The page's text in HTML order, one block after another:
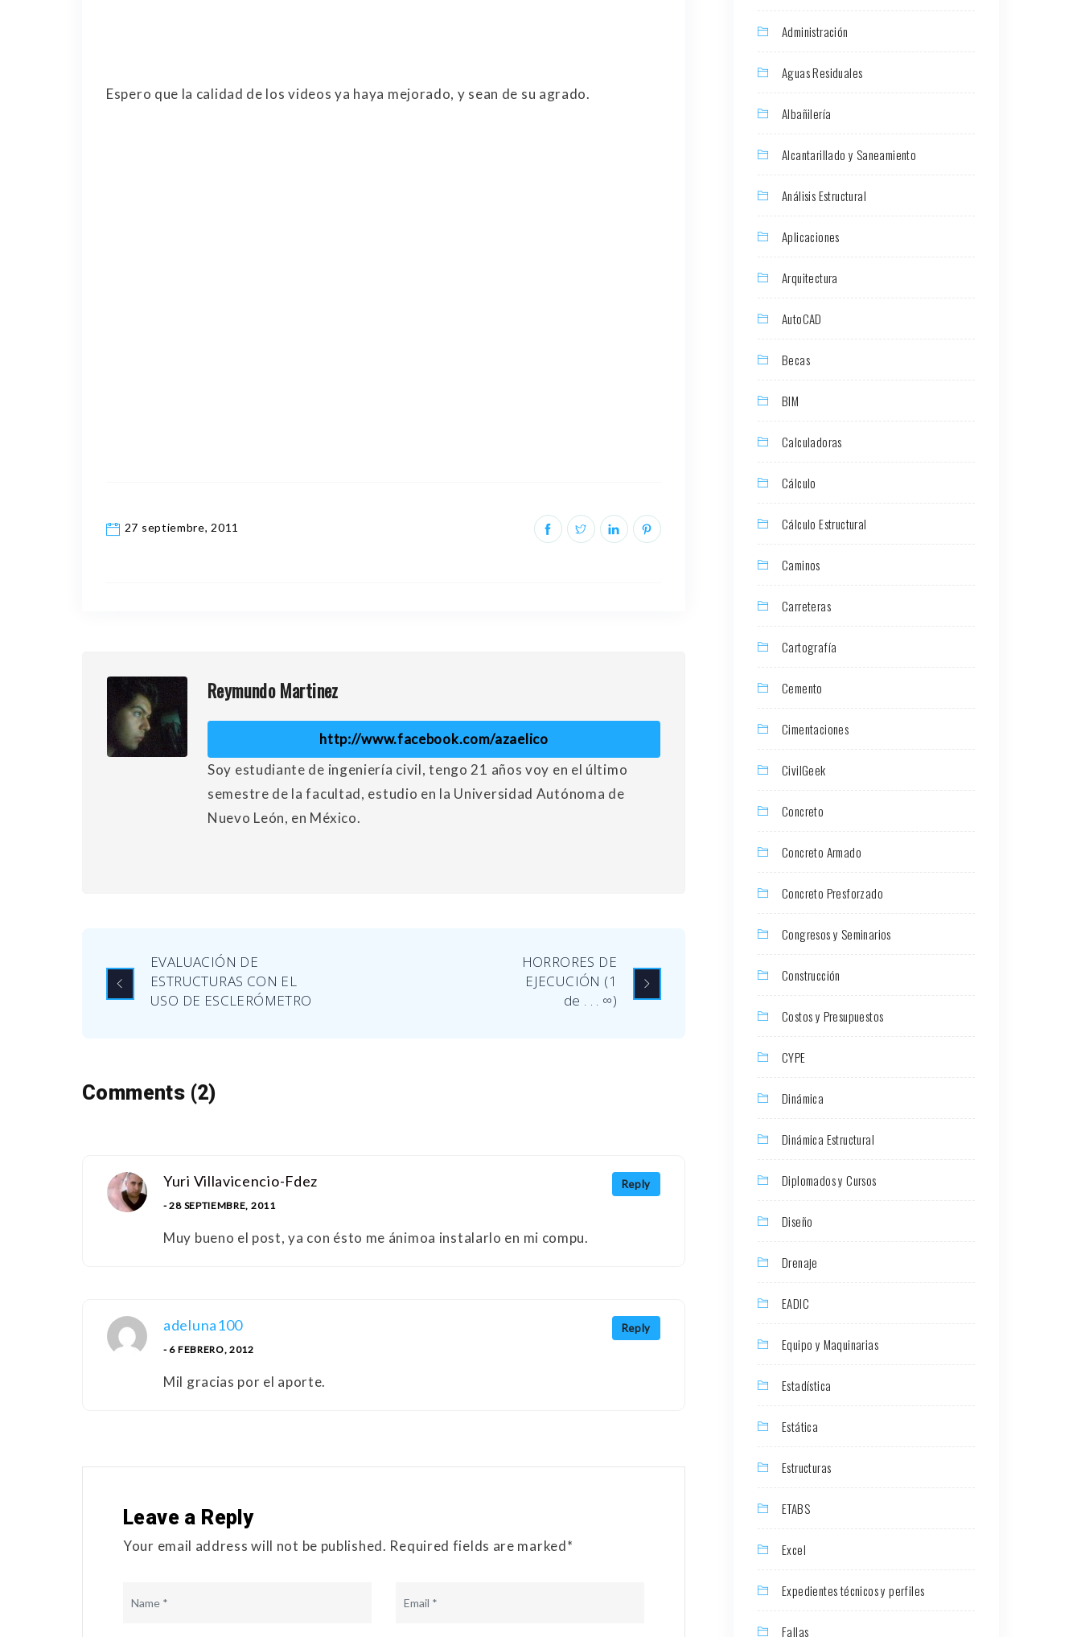
Espero que la calidad de los videos ya haya mejorado, y sean de su agrado.
27 septiembre, 2011
Reymundo Martinez
http://www.facebook.com/azaelico
Soy estudiante de ingeniería civil, tengo 21 años voy en el último
semestre de la facultad, estudio en la Universidad Autónoma de
Nuevo León, en México.
EVALUACIÓN DE
ESTRUCTURAS CON EL
USO DE ESCLERÓMETRO
HORRORES DE
EJECUCIÓN (1
de . . . ∞)
Comments (2)
Reply
Yuri Villavicencio-Fdez
- 28 SEPTIEMBRE, 2011
Muy bueno el post, ya con ésto me ánimoa instalarlo en mi compu.
Reply
adeluna100
- 6 FEBRERO, 2012
Mil gracias por el aporte.
Leave a Reply
Your email address will not be published. Required fields are marked*
Administración
Aguas Residuales
Albañilería
Alcantarillado y Saneamiento
Análisis Estructural
Aplicaciones
Arquitectura
AutoCAD
Becas
BIM
Calculadoras
Cálculo
Cálculo Estructural
Caminos
Carreteras
Cartografía
Cemento
Cimentaciones
CivilGeek
Concreto
Concreto Armado
Concreto Presforzado
Congresos y Seminarios
Construcción
Costos y Presupuestos
CYPE
Dinámica
Dinámica Estructural
Diplomados y Cursos
Diseño
Drenaje
EADIC
Equipo y Maquinarias
Estadística
Estática
Estructuras
ETABS
Excel
Expedientes técnicos y perfiles
Fallas